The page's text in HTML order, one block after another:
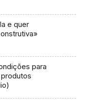
e quer
para